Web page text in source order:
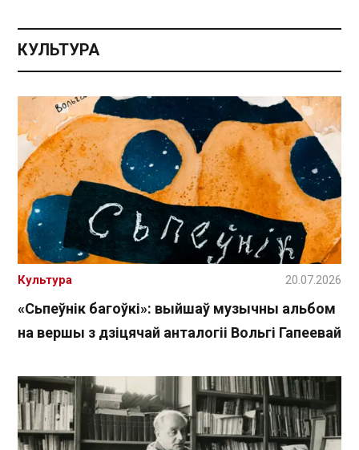
КУЛЬТУРА
«Сьпеўнік багоўкі»: выйшаў музычны альбом
на вершы з дзіцячай анталогіі Вольгі Гапеевай
Культура 20.07.2026